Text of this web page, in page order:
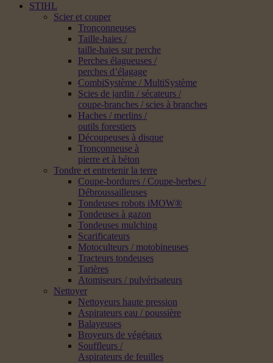
STIHL
Scier et couper
Tronçonneuses
Taille-haies /
taille-haies sur perche
Perches élagueuses /
perches d’élagage
CombiSystème / MultiSystème
Scies de jardin / sécateurs /
coupe-branches / scies à branches
Haches / merlins /
outils forestiers
Découpeuses à disque
Tronçonneuse à
pierre et à béton
Tondre et entretenir la terre
Coupe-bordures / Coupe-herbes /
Débroussailleuses
Tondeuses robots iMOW®
Tondeuses à gazon
Tondeuses mulching
Scarificateurs
Motoculteurs / motobineuses
Tracteurs tondeuses
Tarières
Atomiseurs / pulvérisateurs
Nettoyer
Nettoyeurs haute pression
Aspirateurs eau / poussière
Balayeuses
Broyeurs de végétaux
Souffleurs /
Aspirateurs de feuilles